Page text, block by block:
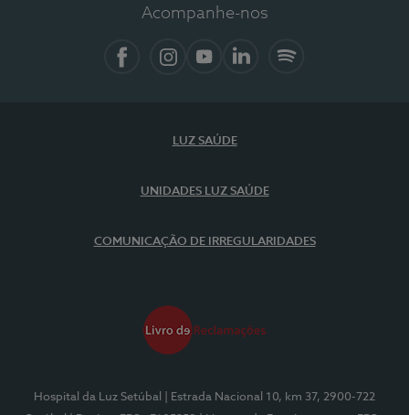
Acompanhe-nos
LUZ SAÚDE
UNIDADES LUZ SAÚDE
COMUNICAÇÃO DE IRREGULARIDADES
Hospital da Luz Setúbal
| Estrada Nacional 10, km 37, 2900-722